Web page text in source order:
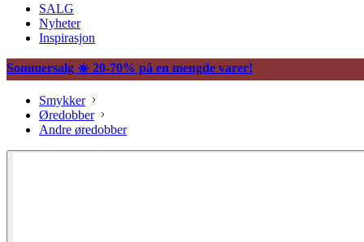
SALG
Nyheter
Inspirasjon
Sommersalg ☀️ 20-70% på en mengde varer!
Smykker
Øredobber
Andre øredobber